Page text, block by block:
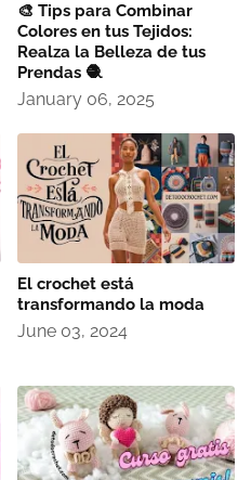
🎨 Tips para Combinar
Colores en tus Tejidos:
Realza la Belleza de tus
Prendas 🧶
January 06, 2025
El crochet está
transformando la moda
June 03, 2024